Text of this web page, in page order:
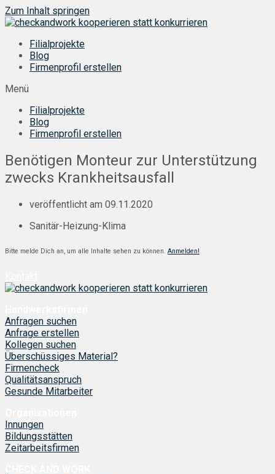
Zum Inhalt springen
Filialprojekte
Blog
Firmenprofil erstellen
Menü
Filialprojekte
Blog
Firmenprofil erstellen
Benötigen Monteur zur Unterstützung
zwecks Krankheitsausfall
veröffentlicht am 09.11.2020
Sanitär-Heizung-Klima
Bitte melde Dich an, um alle Inhalte sehen zu können. Anmelden!
Anfragen suchen
Anfrage erstellen
Kollegen suchen
Überschüssiges Material?
Firmencheck
Qualitätsanspruch
Gesunde Mitarbeiter
Innungen
Bildungsstätten
Zeitarbeitsfirmen